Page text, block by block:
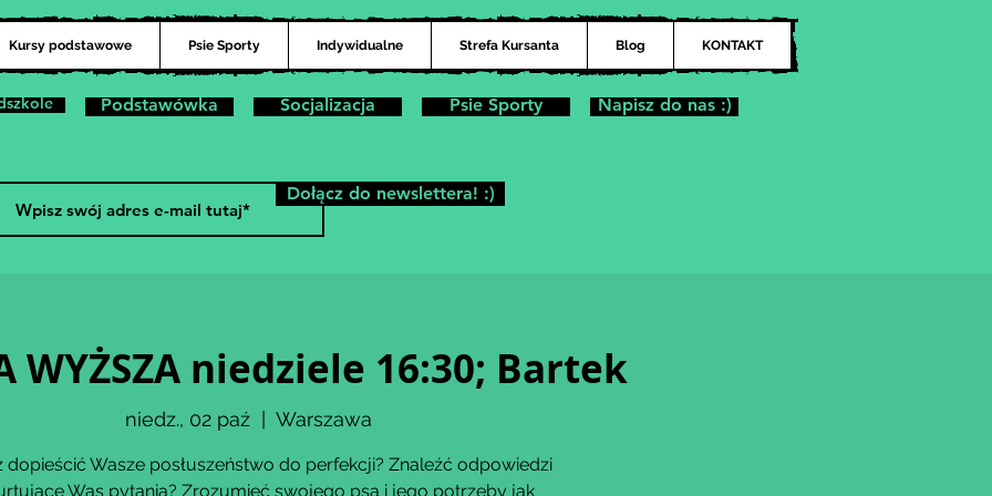
Kursy podstawowe Psie Sporty Indywidualne Strefa Kursanta Blog KONTAKT
Podstawówka Socjalizacja Psie Sporty Napisz do nas :)
WYŻSZA niedziele 16:30; Bartek
niedz., 02 paź
  |
Warszawa
dopieścić Wasze posłuszeństwo do perfekcji? Znaleźć odpowiedzi
Was pytania? Zrozumieć swojego psa i jego potrzeby jak
Dołącz do newslettera! :)